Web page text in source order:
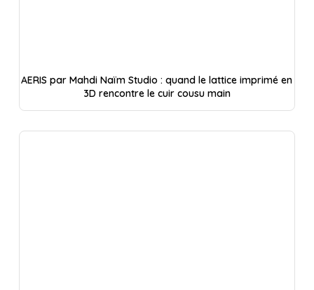
AERIS par Mahdi Naïm Studio : quand le lattice imprimé en
3D rencontre le cuir cousu main